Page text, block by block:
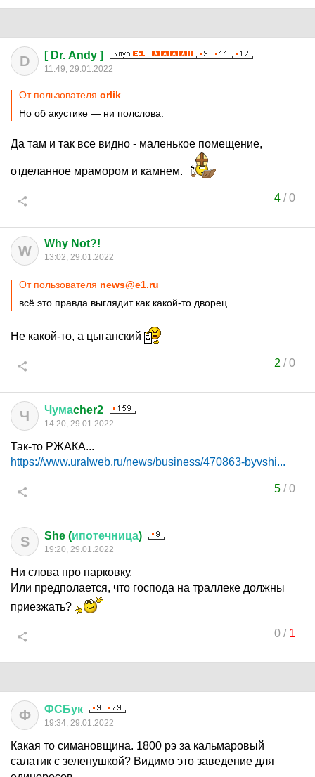
D [ Dr. Andy ]
11:49, 29.01.2022
От пользователя orlik
Но об акустике — ни полслова.
Да там и так все видно - маленькое помещение,
отделанное мрамором и камнем.
4/0
W Why Not?!
13:02, 29.01.2022
От пользователя news@e1.ru
всё это правда выглядит как какой-то дворец
Не какой-то, а цыганский
2 /0
Ч Чумаcher2
14:20, 29.01.2022
Так-то РЖАКА...
https://www.uralweb.ru/news/business/470863-byvshi...
5/0
S She (ипотечница)
19:20, 29.01.2022
Ни слова про парковку.
Или предполается, что господа на траллеке должны
приезжать?
0/ 1
Ф ФСБук
19:34, 29.01.2022
Какая то симановщина. 1800 рэ за кальмаровый
салатик с зеленушкой? Видимо это заведение для